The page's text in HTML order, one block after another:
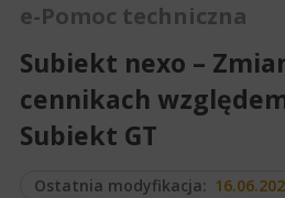
e-Pomoc techniczna
Subiekt nexo –
cennikach
Subiekt GT
Ostatnia modyfikacja: